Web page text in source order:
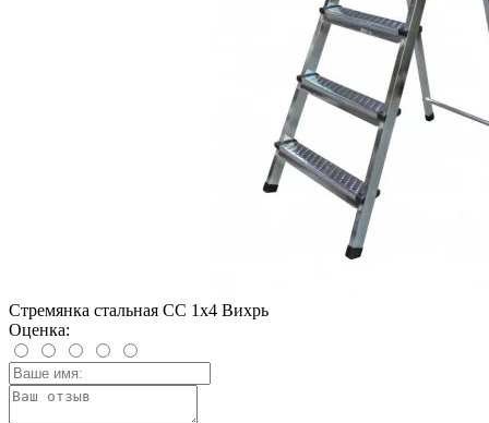
Стремянка стальная СС 1х4 Вихрь
Оценка: